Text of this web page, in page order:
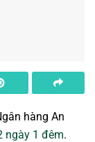
hàng An
ngày 1 đêm.